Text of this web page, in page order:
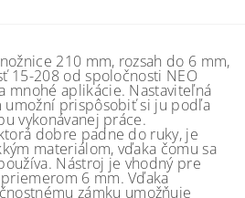
210 mm, rozsah do 6 mm,
15-208 od spoločnosti NEO
mnohé aplikácie. Nastaviteľná
umožní prispôsobiť si ju podľa
vykonávanej práce.
dobre padne do ruky, je
materiálom, vďaka čomu sa
Nástroj je vhodný pre
6 mm. Vďaka
zámku umožňuje